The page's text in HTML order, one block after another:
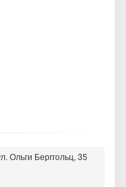
Ольги Берггольц, 35